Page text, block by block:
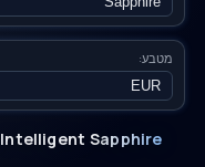
מטבע:
Sapphire
Intelligent